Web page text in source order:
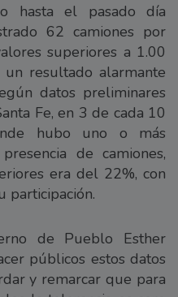
hasta el pasado día
62 camiones por
superiores a 1.00
resultado alarmante
datos preliminares
Fe, en 3 de cada 10
hubo uno o más
de camiones,
era del 22%, con
participación.
de Pueblo Esther
públicos estos datos
y remarcar que para